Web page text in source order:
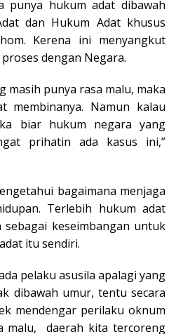
punya hukum adat dibawah
dan Hukum Adat khusus
Kerena ini menyangkut
dengan Negara.
masih punya rasa malu, maka
membinanya. Namun kalau
biar hukum negara yang
prihatin ada kasus ini,”
bagaimana menjaga
Terlebih hukum adat
keseimbangan untuk
itu sendiri.
pelaku asusila apalagi yang
dibawah umur, tentu secara
mendengar perilaku oknum
malu, daerah kita tercoreng